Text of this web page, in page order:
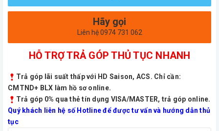
Hãy gọi
Liên hệ 0974 731 062
HỖ TRỢ TRẢ GÓP THỦ TỤC NHANH
Trả góp lãi suất thấp với HD Saison, ACS. Chỉ cần:
CMTND+ BLX làm hồ sơ online.
Trả góp 0% qua thẻ tín dụng VISA/MASTER, trả góp online.
Quý khách liên hệ số Hotline để được tư vấn và hướng dẫn thủ
tục